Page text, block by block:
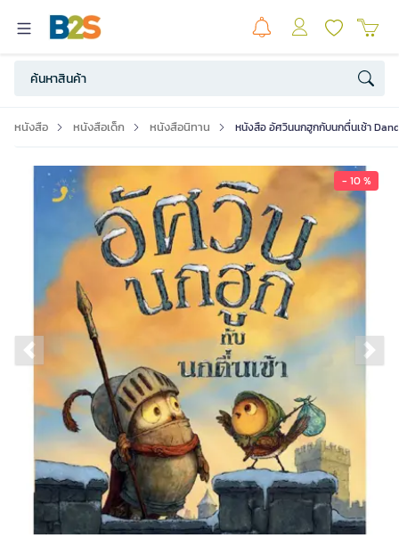
หนังสือ หนังสือเด็ก หนังสือนิทาน หนังสือ อัศวินนกฮูกกับนกตื่นเช้า
- 10 %
Previous slide